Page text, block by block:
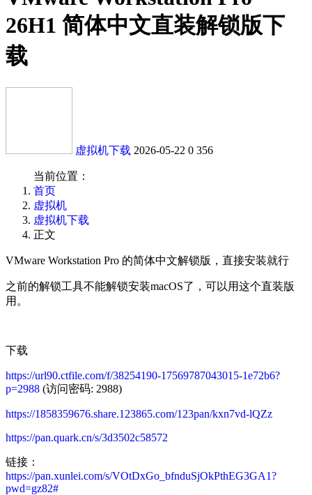
26H1 简体中文直装解锁版下
载
虚拟机下载 2026-05-22 0 356
当前位置：
首页
虚拟机
虚拟机下载
正文
VMware Workstation Pro 的简体中文解锁版，直接安装就行
之前的解锁工具不能解锁安装macOS了，可以用这个直装版
用。
下载
https://url90.ctfile.com/f/38254190-17569787043015-1e72b6?
p=2988 (访问密码: 2988)
https://1858359676.share.123865.com/123pan/kxn7vd-lQZz
https://pan.quark.cn/s/3d3502c58572
链接：
https://pan.xunlei.com/s/VOtDxGo_bfnduSjOkPthEG3GA1?
pwd=gz82#